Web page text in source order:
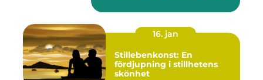
16. jan
Stillebenkonst: En
fördjupning i stillhetens
skönhet